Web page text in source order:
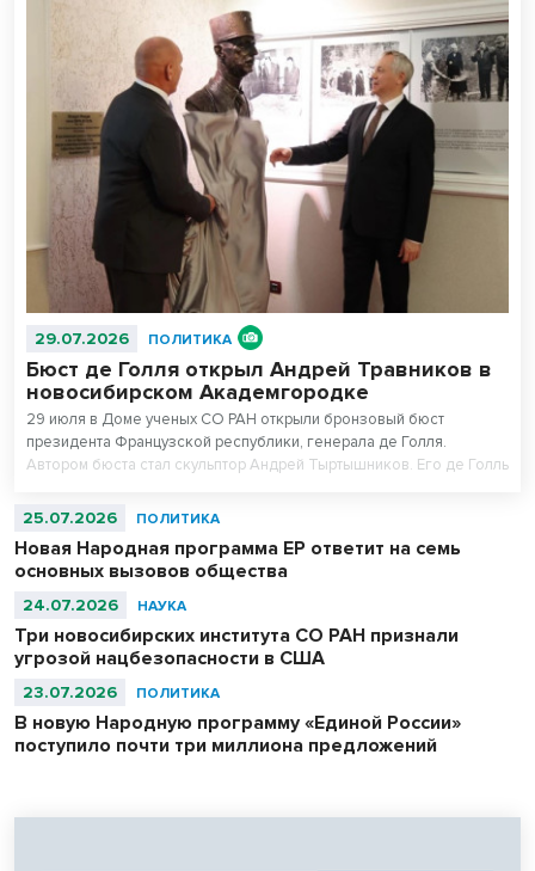
29.07.2026 ПОЛИТИКА
Бюст де Голля открыл Андрей Травников в
новосибирском Академгородке
29 июля в Доме ученых СО РАН открыли бронзовый бюст
президента Французской республики, генерала де Голля.
Автором бюста стал скульптор Андрей Тыртышников. Его де Голль
Центральном музее Великой Отечественной войны в Москве и
25.07.2026 ПОЛИТИКА
Новая Народная программа ЕР ответит на семь
основных вызовов общества
24.07.2026 НАУКА
Три новосибирских института СО РАН признали
угрозой нацбезопасности в США
23.07.2026 ПОЛИТИКА
В новую Народную программу «Единой России»
поступило почти три миллиона предложений